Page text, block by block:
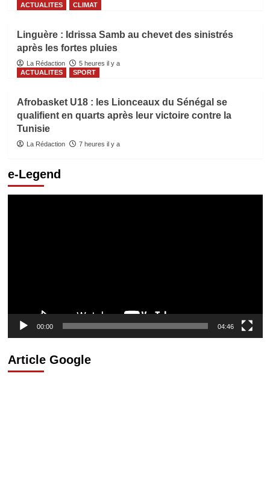
ACTUALITES CLIMAT
Linguère : Idrissa Samb au chevet des sinistrés
après les fortes pluies
La Rédaction
5 heures il y a
ACTUALITES
SPORT
Afrobasket U18 : les Lionceaux du Sénégal se
qualifient en quarts après leur victoire contre la
Tunisie
La Rédaction 7 heures il y a
e-Legend
00:00 04:46
Article Google